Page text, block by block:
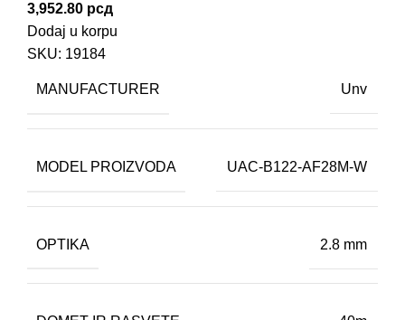
3,952.80 рсд
Dodaj u korpu
SKU: 19184
MANUFACTURER Unv
MODEL PROIZVODA UAC-B122-AF28M-W
OPTIKA 2.8 mm